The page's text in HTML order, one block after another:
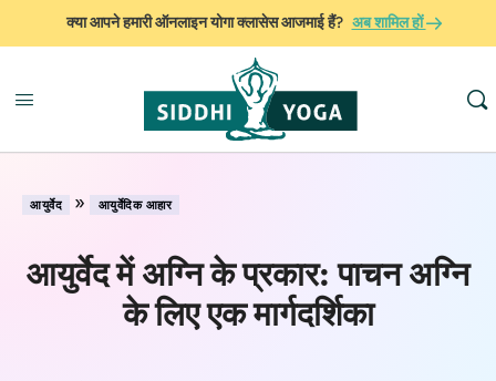
क्या आपने हमारी ऑनलाइन योगा क्लासेस आजमाई हैं? अब शामिल हों
आयुर्वेद » आयुर्वेदिक आहार
आयुर्वेद में अग्नि के प्रकार: पाचन अग्नि
के लिए एक मार्गदर्शिका